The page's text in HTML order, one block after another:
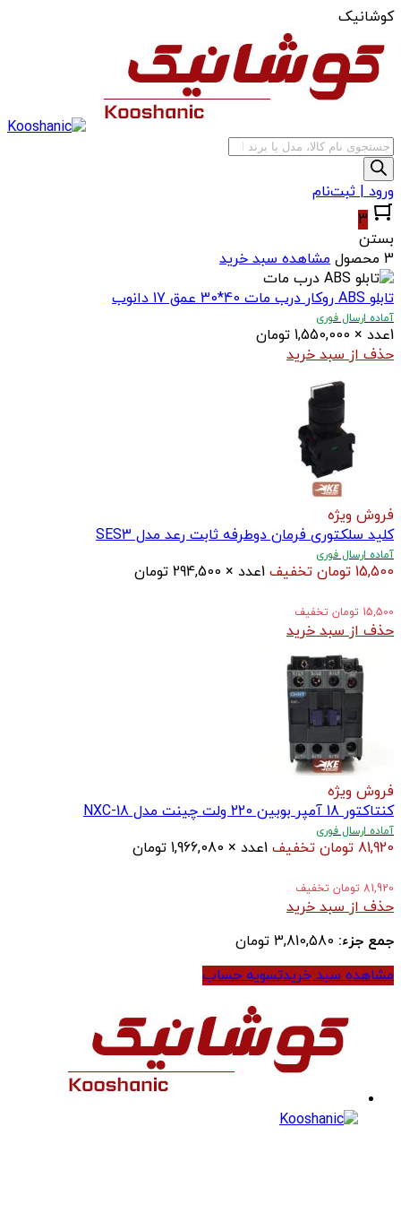
کوشانیک
جستجوی
محصولات
ورود | ثبت‌نام
3
بستن
3 محصول
مشاهده سبد خرید
تابلو ABS روکار درب مات 40*30 عمق 17 دانوب
آماده ارسال فوری
1عدد ×
1,550,000 تومان
حذف از سبد خرید
فروش ویژه
کلید سلکتوری فرمان دوطرفه ثابت رعد مدل SES3
آماده ارسال فوری
15,500 تومان تخفیف 1عدد ×
294,500 تومان
15,500 تومان تخفیف
حذف از سبد خرید
فروش ویژه
کنتاکتور 18 آمپر بوبین 220 ولت چینت مدل NXC-18
آماده ارسال فوری
81,920 تومان تخفیف 1عدد ×
1,966,080 تومان
81,920 تومان تخفیف
حذف از سبد خرید
جمع جزء: 3,810,580 تومان
مشاهده سبد خریدتسویه حساب